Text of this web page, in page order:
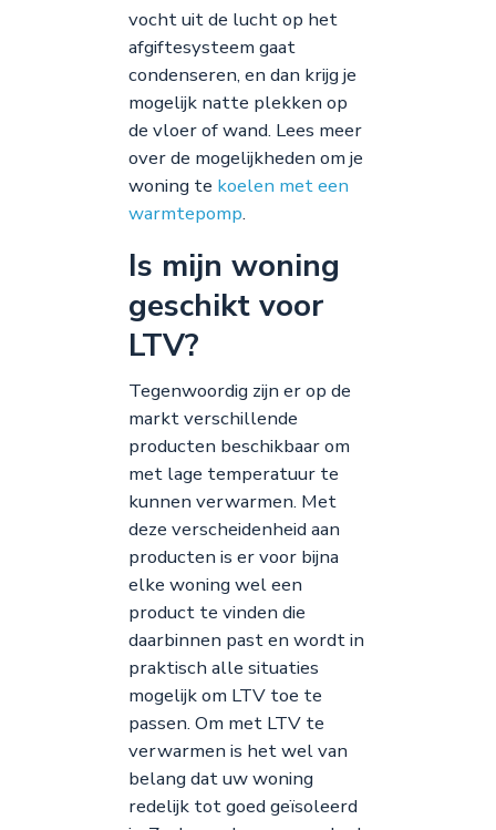
vocht uit de lucht op het
afgiftesysteem gaat
condenseren, en dan krijg je
mogelijk natte plekken op
de vloer of wand. Lees meer
over de mogelijkheden om je
woning te koelen met een
warmtepomp.
Is mijn woning
geschikt voor
LTV?
Tegenwoordig zijn er op de
markt verschillende
producten beschikbaar om
met lage temperatuur te
kunnen verwarmen. Met
deze verscheidenheid aan
producten is er voor bijna
elke woning wel een
product te vinden die
daarbinnen past en wordt in
praktisch alle situaties
mogelijk om LTV toe te
passen. Om met LTV te
verwarmen is het wel van
belang dat uw woning
redelijk tot goed geïsoleerd